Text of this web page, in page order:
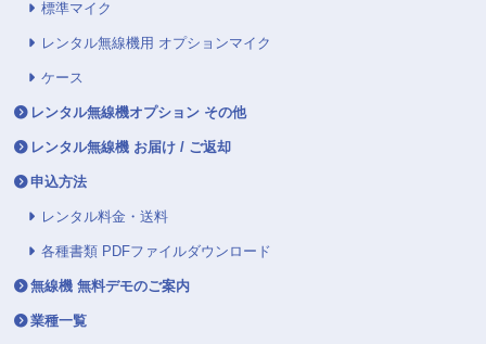
標準マイク
レンタル無線機用 オプションマイク
ケース
レンタル無線機オプション その他
レンタル無線機 お届け / ご返却
申込方法
レンタル料金・送料
各種書類 PDFファイルダウンロード
無線機 無料デモのご案内
業種一覧